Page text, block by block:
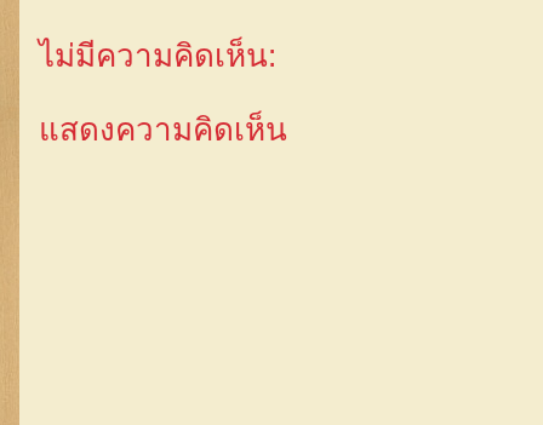
ไม่มีความคิดเห็น:
แสดงความคิดเห็น